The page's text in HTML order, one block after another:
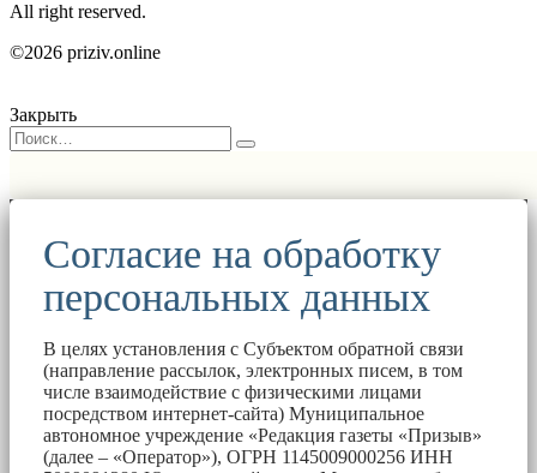
All right reserved.
©2026 priziv.online
Закрыть
Согласие на обработку
персональных данных
В целях установления с Субъектом обратной связи
(направление рассылок, электронных писем, в том
числе взаимодействие с физическими лицами
посредством интернет-сайта) Муниципальное
автономное учреждение «Редакция газеты «Призыв»
(далее – «Оператор»), ОГРН 1145009000256 ИНН